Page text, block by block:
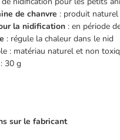
de chanvre : produit
la nidification : en période
: régule la chaleur dans le nid
: matériau naturel et non
: 30 g
sur le fabricant